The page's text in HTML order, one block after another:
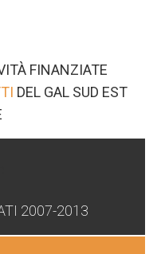
FINANZIATE
DEL GAL SUD EST
2007-2013